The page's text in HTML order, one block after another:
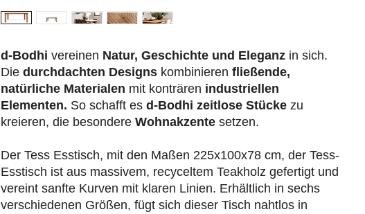
d-Bodhi vereinen Natur, Geschichte und Eleganz in sich.
Die durchdachten Designs kombinieren fließende,
natürliche Materialen mit konträren industriellen
Elementen. So schafft es d-Bodhi zeitlose Stücke zu
kreieren, die besondere Wohnakzente setzen.
Der Tess Esstisch, mit den Maßen 225x100x78 cm, der Tess-
Esstisch ist aus massivem, recyceltem Teakholz gefertigt und
vereint sanfte Kurven mit klaren Linien. Erhältlich in sechs
verschiedenen Größen, fügt sich dieser Tisch nahtlos in